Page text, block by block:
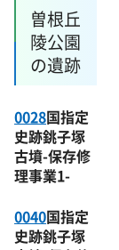
曽根丘
陵公園
の遺跡
0028国指定
史跡銚子塚
古墳-保存修
理事業1-
0040国指定
史跡銚子塚